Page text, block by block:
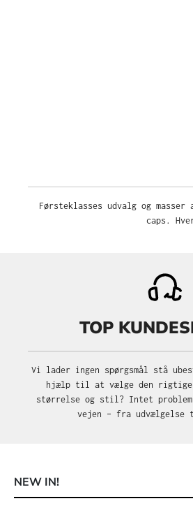
Førsteklasses udvalg og
caps.
TOP
Vi lader ingen spørgsmål stå
hjælp til at vælge den rigtige
størrelse og stil? Intet
vejen – fra
NEW IN!